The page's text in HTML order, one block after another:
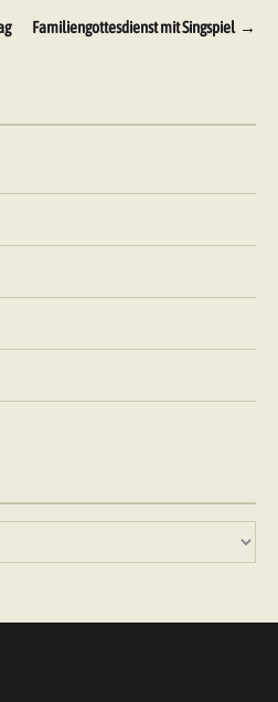
Familiengottesdienst mit Singspiel →